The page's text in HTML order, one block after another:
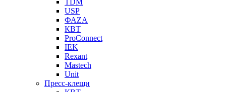
USP
ФАZА
КВТ
ProConnect
IEK
Rexant
Mastech
Unit
Пресс-клещи